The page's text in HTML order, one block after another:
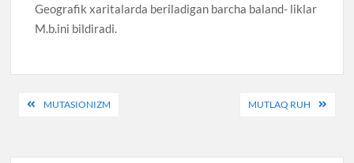
Geografik xaritalarda beriladigan barcha baland- liklar
M.b.ini bildiradi.
PostMUTASIONIZM MUTLAQ RUH